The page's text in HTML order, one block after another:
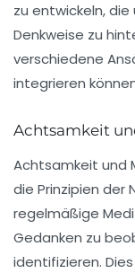
zu entwickeln,
Denkweise zu
verschiedene
integrieren
Achtsamkeit
Achtsamkeit und
die Prinzipien der
regelmäßige
Gedanken zu
identifizieren.